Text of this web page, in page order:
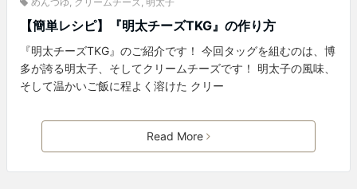
【簡単レシピ】『明太チーズTKG』の作り方
『明太チーズTKG』のご紹介です！ 今回タッグを組むのは、博
多が誇る明太子、そしてクリームチーズです！ 明太子の風味、
そして温かいご飯に程よく溶けた クリー
Read More